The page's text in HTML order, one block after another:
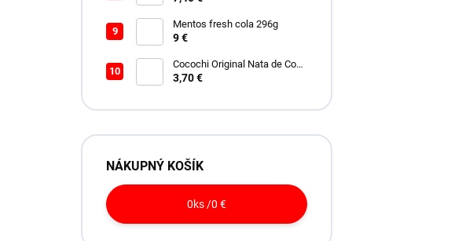
Mentos fresh cola 296g
9 €
Cocochi Original Nata de Coco
450ml
3,70 €
NÁKUPNÝ KOŠÍK
0ks /0 €